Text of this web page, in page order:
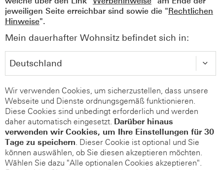
jeweiligen Seite erreichbar sind sowie die "Rechtlichen
Hinweise".
Mein dauerhafter Wohnsitz befindet sich in:
Wir verwenden Cookies, um sicherzustellen, dass unsere
Webseite und Dienste ordnungsgemäß funktionieren.
Diese Cookies sind unbedingt erforderlich und werden
daher automatisch eingesetzt. Darüber hinaus
verwenden wir Cookies, um Ihre Einstellungen für 30
Tage zu speichern. Dieser Cookie ist optional und Sie
können auswählen, ob Sie diesen akzeptieren möchten.
Wählen Sie dazu "Alle optionalen Cookies akzeptieren".